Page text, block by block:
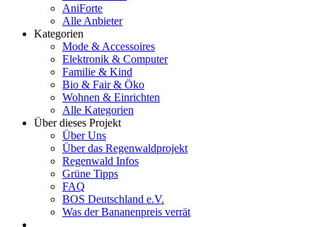
AniForte
Alle Anbieter
Kategorien
Mode & Accessoires
Elektronik & Computer
Familie & Kind
Bio & Fair & Öko
Wohnen & Einrichten
Alle Kategorien
Über dieses Projekt
Über Uns
Über das Regenwaldprojekt
Regenwald Infos
Grüne Tipps
FAQ
BOS Deutschland e.V.
Was der Bananenpreis verrät